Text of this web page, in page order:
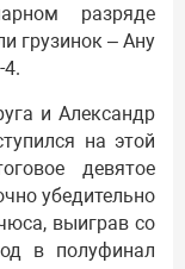
разряде
грузинок – Ану
и Александр
на этой
девятое
убедительно
выиграв со
в полуфинал